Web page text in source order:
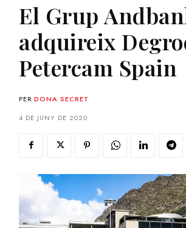
El Grup
adquireix
Petercam Spain
PER DONA SECRET
4 DE JUNY DE 2020